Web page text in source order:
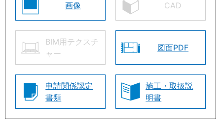
画像 CAD
BIM用テクスチ
ャー
図面PDF
申請関係認定
書類
施工・取扱説
明書